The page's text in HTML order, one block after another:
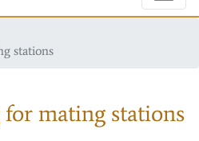
stations
mating stations